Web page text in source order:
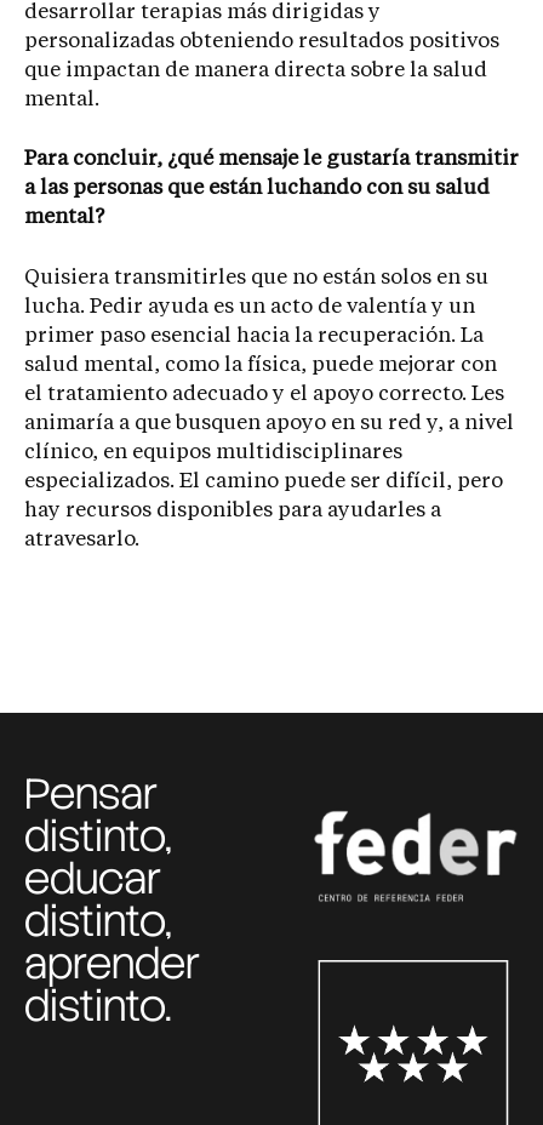
desarrollar terapias más dirigidas y
personalizadas obteniendo resultados positivos
que impactan de manera directa sobre la salud
mental.
Para concluir, ¿qué mensaje le gustaría transmitir
a las personas que están luchando con su salud
mental?
Quisiera transmitirles que no están solos en su
lucha. Pedir ayuda es un acto de valentía y un
primer paso esencial hacia la recuperación. La
salud mental, como la física, puede mejorar con
el tratamiento adecuado y el apoyo correcto. Les
animaría a que busquen apoyo en su red y, a nivel
clínico, en equipos multidisciplinares
especializados. El camino puede ser difícil, pero
hay recursos disponibles para ayudarles a
atravesarlo.
Pensar
distinto,
educar
distinto,
aprender
distinto.